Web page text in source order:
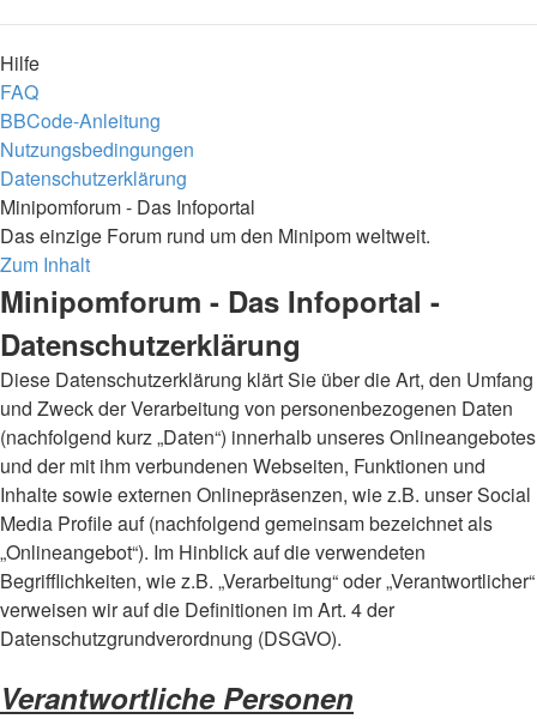
Hilfe
FAQ
BBCode-Anleitung
Nutzungsbedingungen
Datenschutzerklärung
Minipomforum - Das Infoportal
Das einzige Forum rund um den Minipom weltweit.
Zum Inhalt
Minipomforum - Das Infoportal -
Datenschutzerklärung
Diese Datenschutzerklärung klärt Sie über die Art, den Umfang
und Zweck der Verarbeitung von personenbezogenen Daten
(nachfolgend kurz „Daten“) innerhalb unseres Onlineangebotes
und der mit ihm verbundenen Webseiten, Funktionen und
Inhalte sowie externen Onlinepräsenzen, wie z.B. unser Social
Media Profile auf (nachfolgend gemeinsam bezeichnet als
„Onlineangebot“). Im Hinblick auf die verwendeten
Begrifflichkeiten, wie z.B. „Verarbeitung“ oder „Verantwortlicher“
verweisen wir auf die Definitionen im Art. 4 der
Datenschutzgrundverordnung (DSGVO).
Verantwortliche Personen